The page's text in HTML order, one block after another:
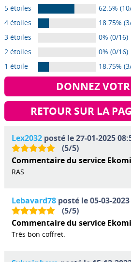
5 étoiles
62.5%
4 étoiles
18.75%
3 étoiles
0% (0/16)
2 étoiles
0% (0/16)
1 étoile
18.75%
DONNEZ
RETOUR SUR LA
Lex2032posté le 27-01-2025
(5/5)
Commentaire du service Ekomi
RAS
Lebavard78posté le 05-03-
(5/5)
Commentaire du service Ekomi
Très bon coffret.